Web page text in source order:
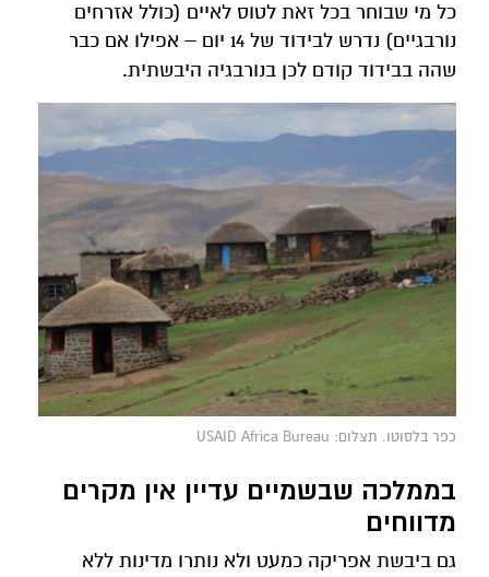
כל מי שבוחר בכל זאת לטוס לאיים (כולל אזרחים
נורבגיים) נדרש לבידוד של 14 יום – אפילו אם כבר
שהה בבידוד קודם לכן בנורבגיה היבשתית.
כפר בלסוטו. תצלום: USAID Africa Bureau
בממלכה שבשמיים עדיין אין מקרים
מדווחים
גם ביבשת אפריקה כמעט ולא נותרו מדינות ללא